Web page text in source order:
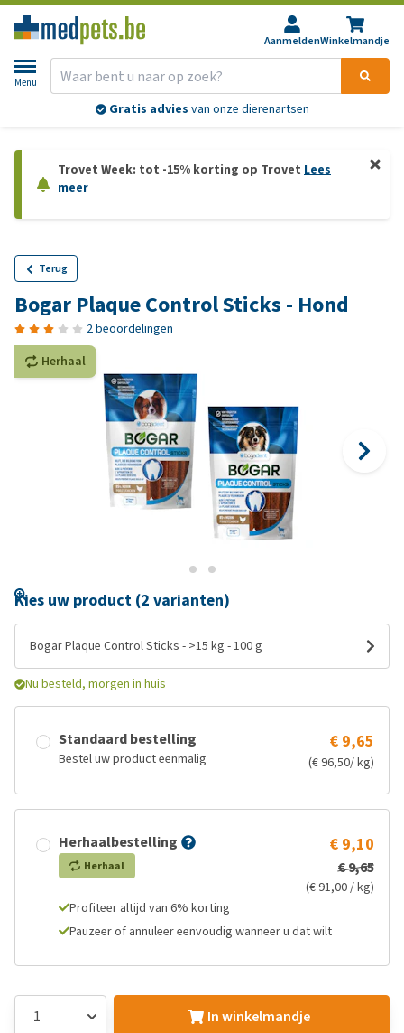
AanmeldenWinkelmandje
Menu
Gratis advies van onze dierenartsen
Trovet Week: tot -15% korting op Trovet Lees
meer
Terug
Bogar Plaque Control Sticks - Hond
2 beoordelingen
Herhaal
Kies uw product (2 varianten)
Bogar Plaque Control Sticks - >15 kg - 100 g
Nu besteld, morgen in huis
Standaard bestelling
Bestel uw product eenmalig
€ 9,65
(€ 96,50/ kg)
Herhaalbestelling
Herhaal
€ 9,10
€ 9,65
(€ 91,00 / kg)
Profiteer altijd van 6% korting
Pauzeer of annuleer eenvoudig wanneer u dat wilt
In winkelmandje